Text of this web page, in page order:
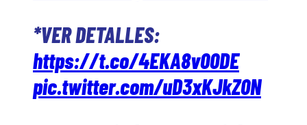
*VER DETALLES:
https://t.co/4EKA8v00DE
pic.twitter.com/uD3xKJkZ0N